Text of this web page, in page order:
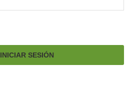
INICIAR SESIÓN